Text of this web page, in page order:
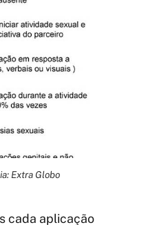
Extra Globo
cada aplicação